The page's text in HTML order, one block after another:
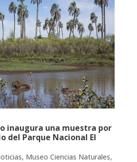
inaugura una muestra por
del Parque Nacional El
, Museo Ciencias Naturales,